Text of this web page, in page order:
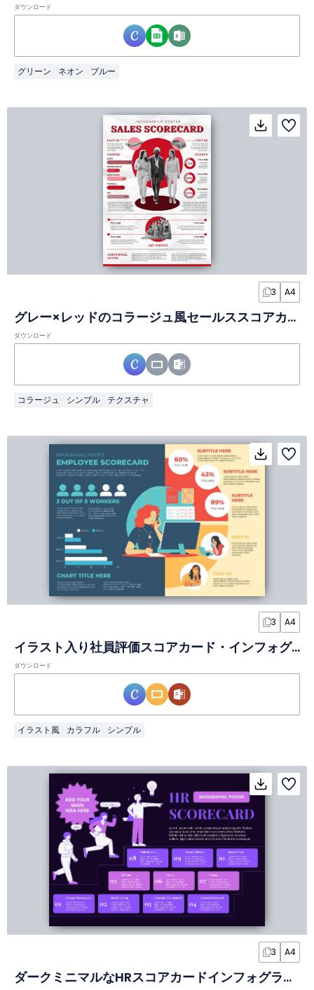
ダウンロード
グリーン ネオン ブルー
3 A4
グレー×レッドのコラージュ風セールススコアカードインフォグラフィック
ダウンロード
コラージュ シンプル テクスチャ
3 A4
イラスト入り社員評価スコアカード・インフォグラフィック
ダウンロード
イラスト風 カラフル シンプル
3 A4
ダークミニマルなHRスコアカードインフォグラフィック